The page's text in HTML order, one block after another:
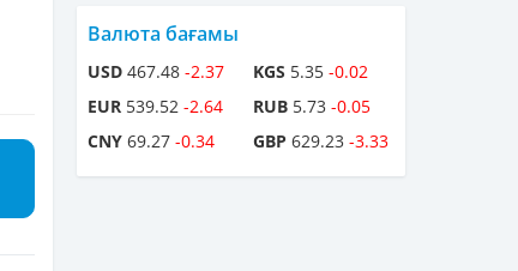
Валюта бағамы
USD 467.48 -2.37
EUR 539.52 -2.64
CNY 69.27 -0.34
KGS 5.35 -0.02
RUB 5.73 -0.05
GBP 629.23 -3.33